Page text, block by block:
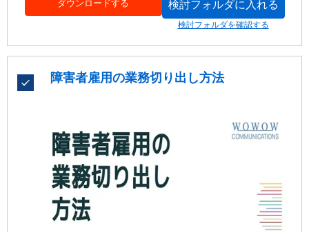
ダウンロードする 検討フォルダに入れる
検討フォルダを確認する
障害者雇用の業務切り出し方法